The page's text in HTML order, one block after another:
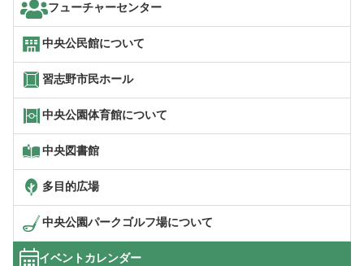
フューチャーセンター
中央公民館について
習志野市民ホール
中央公園体育館について
中央図書館
多目的広場
中央公園パークゴルフ場について
イベントカレンダー